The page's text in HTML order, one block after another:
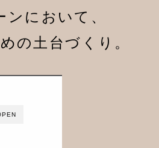
において、
の土台づくり。